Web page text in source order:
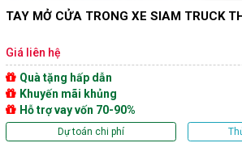
TAY MỞ CỬA TRONG XE SIAM TRUCK
Giá liên hệ
Quà tặng hấp dẫn
Khuyến mãi khủng
Hỗ trợ vay vốn 70-90%
Dự toán chi phí